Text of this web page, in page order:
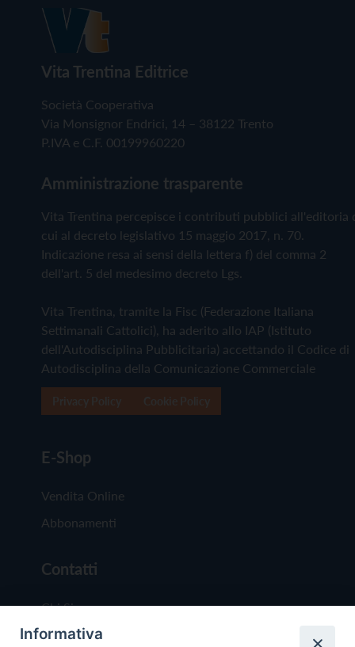
Vita Trentina Editrice
Società Cooperativa
Via Monsignor Endrici, 14 – 38122 Trento
P.IVA e C.F. 00199960220
Amministrazione trasparente
Vita Trentina percepisce i contributi pubblici all'editoria
cui al decreto legislativo 15 maggio 2017, n. 70.
Indicazione resa ai sensi della lettera f) del comma 2
dell'art. 5 del medesimo decreto Lgs.
Vita Trentina, tramite la Fisc (Federazione Italiana
Settimanali Cattolici), ha aderito allo IAP (Istituto
dell'Autodisciplina Pubblicitaria) accettando il Codice di
Autodisciplina della Comunicazione Commerciale
E-Shop
Vendita Online
Abbonamenti
Contatti
Chi Siamo
Redazione
Informativa